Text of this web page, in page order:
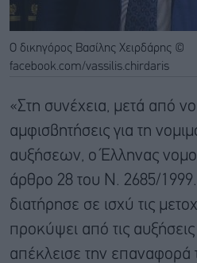
Ο δικηγόρος Βασίλης Χειρδάρης ©
facebook.com/vassilis.chirdaris
«Στη συνέχεια, μετά από
αμφισβητήσεις για τη
αυξήσεων, ο Έλληνας
άρθρο 28 του Ν. 2685/
διατήρησε σε ισχύ τις
προκύψει από τις
απέκλεισε την επαναφορά